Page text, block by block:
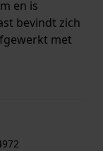
en is
bevindt zich
met